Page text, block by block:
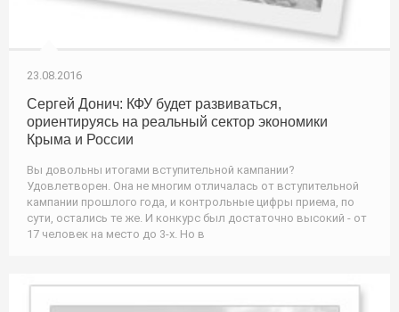
23.08.2016
Сергей Донич: КФУ будет развиваться,
ориентируясь на реальный сектор экономики
Крыма и России
Вы довольны итогами вступительной кампании?
Удовлетворен. Она не многим отличалась от вступительной
кампании прошлого года, и контрольные цифры приема, по
сути, остались те же. И конкурс был достаточно высокий - от
17 человек на место до 3-х. Но в